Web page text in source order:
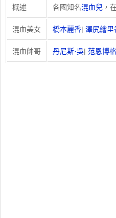
概述 各國知名混血兒 ，
混血美女 橋本麗香| 澤尻繪里
混血帥哥 丹尼斯·吳| 范恩博格